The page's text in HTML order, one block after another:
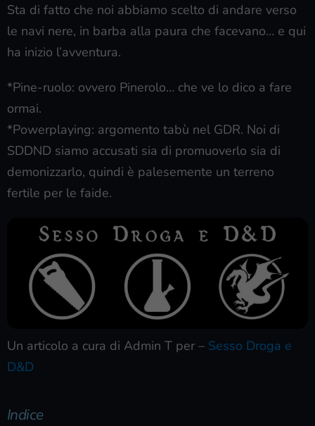
Sta di fatto che noi abbiamo scelto di andare verso
le navi nere, in barba alla paura che facevano… e qui
ha inizio l’avventura.
*Pine-ruolo: ovvero Pinerolo… che ve lo dico a fare
ormai.
*Powerplaying: argomento tabù nel GDR. Noi di
SDDND siamo accusati sia di promuoverlo sia di
demonizzarlo, quindi è palesemente un terreno
fertile per le faide.
Un articolo a cura di Admin T per – Sesso Droga e
D&D
Indice